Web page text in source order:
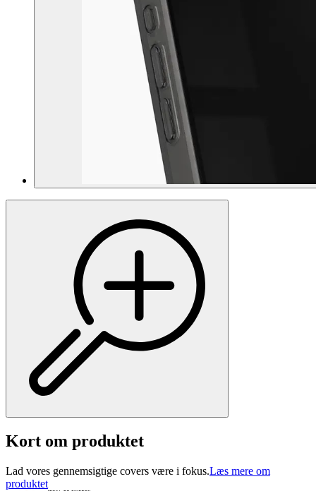
Kort om produktet
Lad vores gennemsigtige covers være i fokus.Læs mere om
produktet